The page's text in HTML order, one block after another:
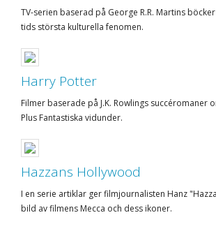
TV-serien baserad på George R.R. Martins
tids största kulturella fenomen.
Harry Potter
Filmer baserade på J.K. Rowlings succéromaner
Plus Fantastiska vidunder.
Hazzans Hollywood
I en serie artiklar ger filmjournalisten Hanz
bild av filmens Mecca och dess ikoner.